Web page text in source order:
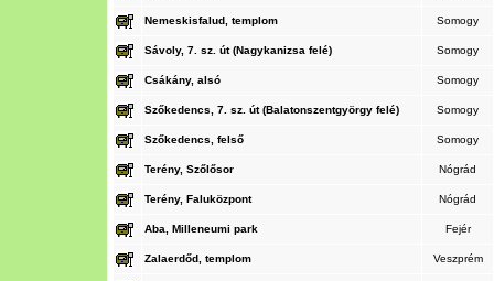
Nemeskisfalud, templom Somogy
Sávoly, 7. sz. út (Nagykanizsa felé) Somogy
Csákány, alsó Somogy
Szőkedencs, 7. sz. út (Balatonszentgyörgy felé) Somogy
Szőkedencs, felső Somogy
Terény, Szőlősor Nógrád
Terény, Faluközpont Nógrád
Aba, Milleneumi park Fejér
Zalaerdőd, templom Veszprém